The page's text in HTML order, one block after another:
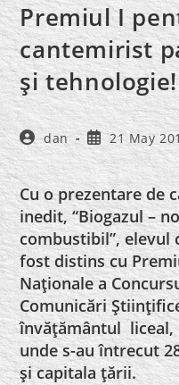
Premiul I
cantemirist
şi tehnologie!
Post
author:
dan
Post
published:
21 May
Cu o prezentare de
inedit, “Biogazul –
combustibil”, elevul
fost distins cu
Naţionale a
Comunicări
învăţământul liceal,
unde s-au întrecut
şi capitala ţării.